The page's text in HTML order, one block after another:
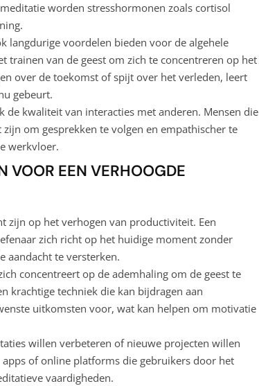
worden stresshormonen zoals cortisol
langdurige voordelen bieden voor de algehele
trainen van de geest om zich te concentreren op het
over de toekomst of spijt over het verleden, leert
gebeurt.
kwaliteit van interacties met anderen. Mensen die
om gesprekken te volgen en empathischer te
werkvloer.
VOOR EEN VERHOOGDE
zijn op het verhogen van productiviteit. Een
zich richt op het huidige moment zonder
aandacht te versterken.
concentreert op de ademhaling om de geest te
krachtige techniek die kan bijdragen aan
uitkomsten voor, wat kan helpen om motivatie
willen verbeteren of nieuwe projecten willen
of online platforms die gebruikers door het
vaardigheden.